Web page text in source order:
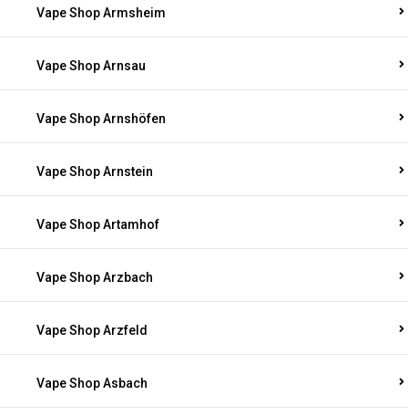
Vape Shop Armsheim
Vape Shop Arnsau
Vape Shop Arnshöfen
Vape Shop Arnstein
Vape Shop Artamhof
Vape Shop Arzbach
Vape Shop Arzfeld
Vape Shop Asbach